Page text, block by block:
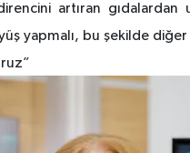
artıran
yapmalı, bu şekilde diğer